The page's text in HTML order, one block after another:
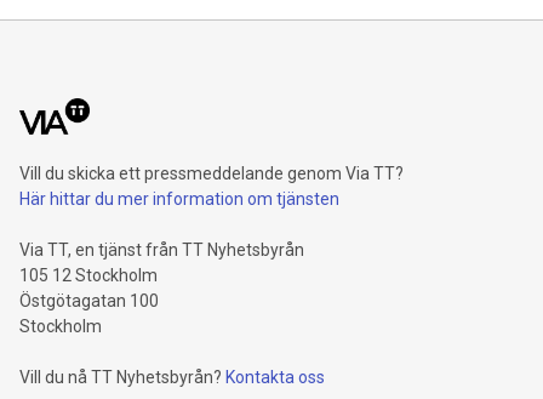
Vill du skicka ett pressmeddelande genom Via TT?
Här hittar du mer information om tjänsten
Via TT, en tjänst från TT Nyhetsbyrån
105 12 Stockholm
Östgötagatan 100
Stockholm
Vill du nå TT Nyhetsbyrån? Kontakta oss